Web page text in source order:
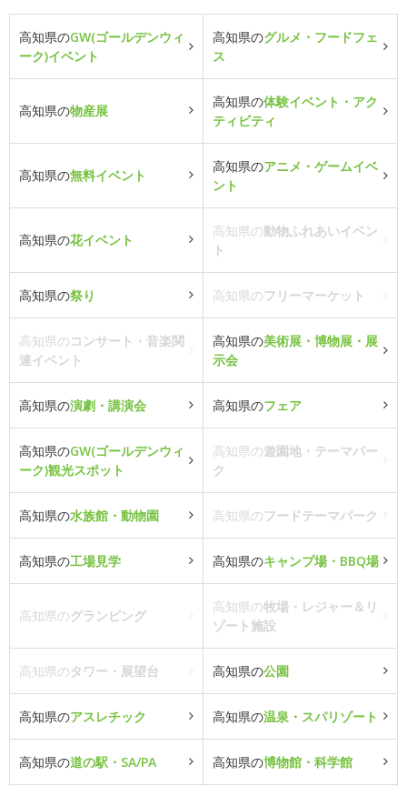
高知県のGW(ゴールデンウィ
ーク)イベント
高知県のグルメ・フードフェ
ス
高知県の物産展
高知県の体験イベント・アク
ティビティ
高知県の無料イベント
高知県のアニメ・ゲームイベ
ント
高知県の花イベント
高知県の動物ふれあいイベン
ト
高知県の祭り 高知県のフリーマーケット
高知県のコンサート・音楽関
連イベント
高知県の美術展・博物展・展
示会
高知県の演劇・講演会 高知県のフェア
高知県のGW(ゴールデンウィ
ーク)観光スポット
高知県の遊園地・テーマパー
ク
高知県の水族館・動物園 高知県のフードテーマパーク
高知県の工場見学 高知県のキャンプ場・BBQ場
高知県のグランピング
高知県の牧場・レジャー＆リ
ゾート施設
高知県のタワー・展望台 高知県の公園
高知県のアスレチック 高知県の温泉・スパリゾート
高知県の道の駅・SA/PA 高知県の博物館・科学館